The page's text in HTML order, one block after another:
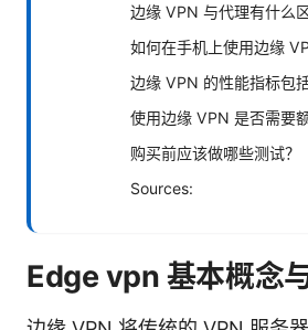
边缘 VPN 与代理有什么区
如何在手机上使用边缘
边缘 VPN 的性能指标包
使用边缘 VPN 是否需要
购买前应该做哪些测试？
Sources:
Edge vpn 基本概念